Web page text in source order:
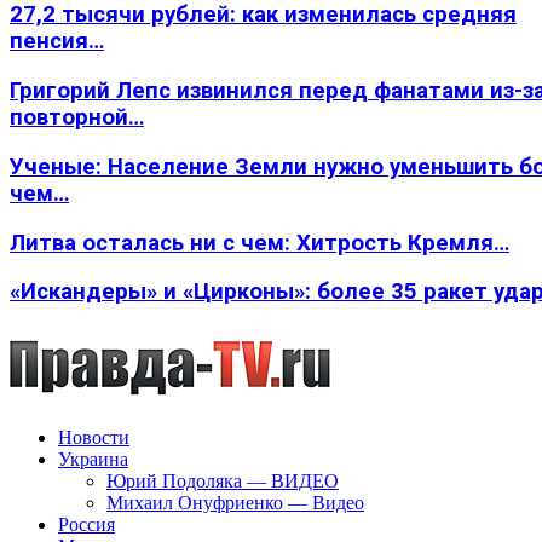
27,2 тысячи рублей: как изменилась средняя
пенсия…
Григорий Лепс извинился перед фанатами из-
повторной…
Ученые: Население Земли нужно уменьшить
чем…
Литва осталась ни с чем: Хитрость Кремля…
«Искандеры» и «Цирконы»: более 35 ракет
Новости
Украина
Юрий Подоляка — ВИДЕО
Михаил Онуфриенко — Видео
Россия